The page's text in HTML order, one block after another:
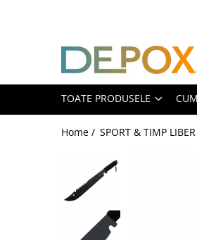
Toate Produsele
SPORT & TIMP LIBER
AUTOAPARARE
Pumnaluri si boxuri
Bastoane telescopice si nunceaguri
Spray autoaparare
Seturi & accesorii autoaparare
VANATOARE, DRUMETII & CAMPING
TOATE PRODUSELE
Home / SPORT & TIMP